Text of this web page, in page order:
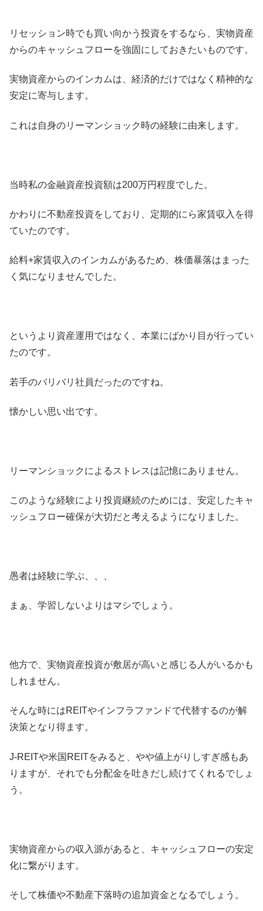
リセッション時でも買い向かう投資をするなら、実物資産
からのキャッシュフローを強固にしておきたいものです。
実物資産からのインカムは、経済的だけではなく精神的な
安定に寄与します。
これは自身のリーマンショック時の経験に由来します。
当時私の金融資産投資額は200万円程度でした。
かわりに不動産投資をしており、定期的にら家賃収入を得
ていたのです。
給料+家賃収入のインカムがあるため、株価暴落はまった
く気になりませんでした。
というより資産運用ではなく、本業にばかり目が行ってい
たのです。
若手のバリバリ社員だったのですね。
懐かしい思い出です。
リーマンショックによるストレスは記憶にありません。
このような経験により投資継続のためには、安定したキャ
ッシュフロー確保が大切だと考えるようになりました。
愚者は経験に学ぶ、、、
まぁ、学習しないよりはマシでしょう。
他方で、実物資産投資が敷居が高いと感じる人がいるかも
しれません。
そんな時にはREITやインフラファンドで代替するのが解
決策となり得ます。
J-REITや米国REITをみると、やや値上がりしすぎ感もあ
りますが、それでも分配金を吐きだし続けてくれるでしょ
う。
実物資産からの収入源があると、キャッシュフローの安定
化に繋がります。
そして株価や不動産下落時の追加資金となるでしょう。